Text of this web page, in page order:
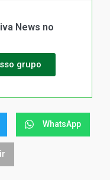
News no
grupo
WhatsApp